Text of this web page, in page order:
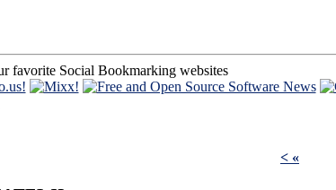
favorite Social Bookmarking websites
< «